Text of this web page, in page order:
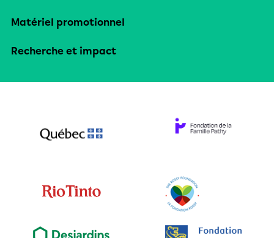
Matériel promotionnel
Recherche et impact